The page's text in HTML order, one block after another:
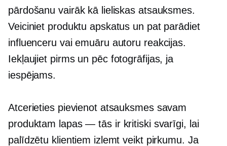
pārdošanu vairāk kā lieliskas atsauksmes.
Veiciniet produktu apskatus un pat parādiet
influenceru vai emuāru autoru reakcijas.
Iekļaujiet pirms un pēcfotogrāfijas, ja
iespējams.
Atcerieties pievienot atsauksmes savam
produktam lapas — tās irkritiski svarīgi, lai
palīdzētu klientiem izlemt veikt pirkumu. Ja